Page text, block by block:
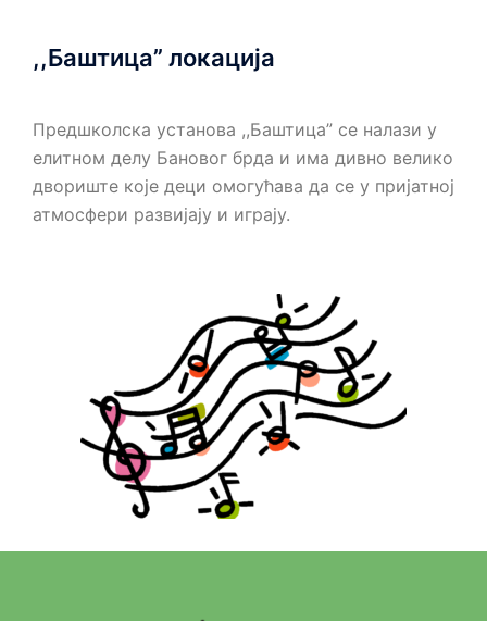
,,Баштица” локација
Предшколска установа ,,Баштица” се налази у
елитном делу Бановог брда и има дивно велико
двориште које деци омогућава да се у пријатној
атмосфери развијају и играју.